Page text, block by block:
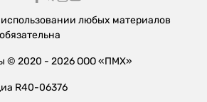
любых материалов
© 2020 - 2026 ООО «ПМХ»
R40-06376